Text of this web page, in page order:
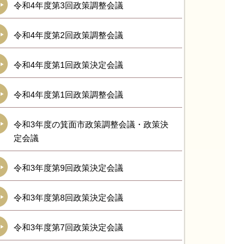
令和4年度第3回政策調整会議
令和4年度第2回政策調整会議
令和4年度第1回政策決定会議
令和4年度第1回政策調整会議
令和3年度の箕面市政策調整会議・政策決
定会議
令和3年度第9回政策決定会議
令和3年度第8回政策決定会議
令和3年度第7回政策決定会議